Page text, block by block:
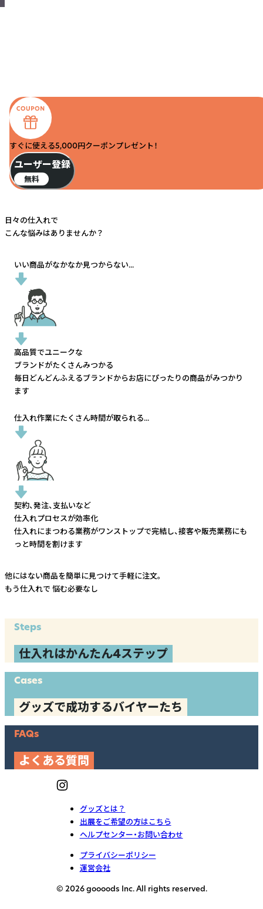
すぐに使える5,000円クーポンプレゼント！
ユーザー登録
無料
日々の仕入れで
こんな悩みはありませんか？
いい商品がなかなか見つからない...
高品質でユニークな
ブランドがたくさんみつかる
毎日どんどんふえるブランドからお店にぴったりの商品がみつかり
ます
仕入れ作業にたくさん時間が取られる...
契約、発注、支払いなど
仕入れプロセスが効率化
仕入れにまつわる業務がワンストップで完結し、接客や販売業務にも
っと時間を割けます
他にはない商品を簡単に見つけて手軽に注文。
もう仕入れで 悩む必要なし
Steps
仕入れはかんたん4ステップ
Cases
グッズで成功するバイヤーたち
FAQs
よくある質問
グッズとは？
出展をご希望の方はこちら
ヘルプセンター・お問い合わせ
プライバシーポリシー
運営会社
© 2026 goooods Inc. All rights reserved.